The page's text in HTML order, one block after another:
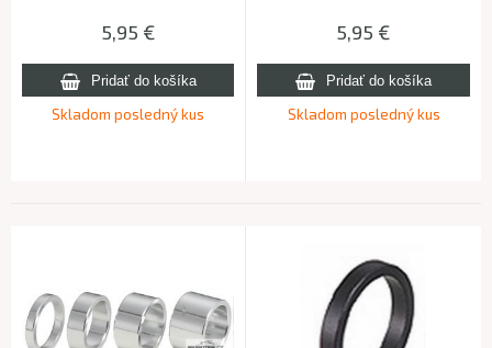
5,95 €
Skladom posledný kus
5,95 €
Skladom posledný kus